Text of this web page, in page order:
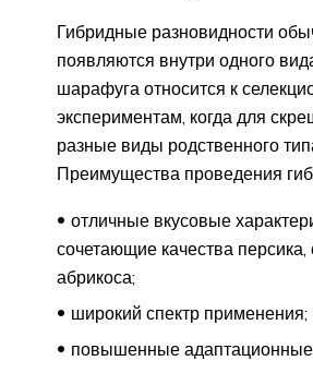
Гибридные разновидности
появляются внутри одного
шарафуга относится к
экспериментам, когда для
разные виды родственного
Преимущества проведения
отличные вкусовые
сочетающие качества
абрикоса;
широкий спектр применения;
повышенные адаптационные